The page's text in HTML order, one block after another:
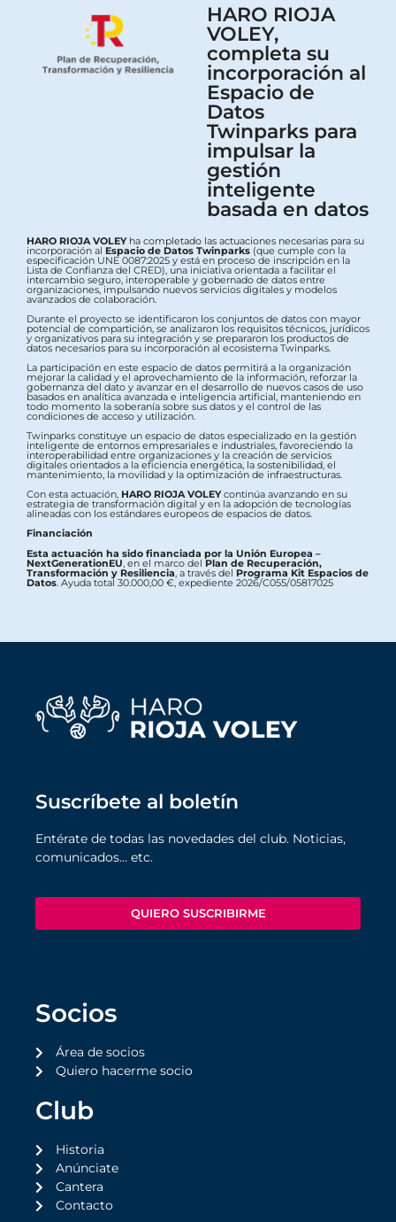
HARO RIOJA
VOLEY,
completa su
incorporación al
Espacio de
Datos
Twinparks para
impulsar la
gestión
inteligente
basada en datos
HARO RIOJA VOLEYha completado las actuaciones necesarias para su
incorporación al Espacio de Datos Twinparks (que cumple con la
especificación UNE 0087:2025 y está en proceso de inscripción en la
Lista de Confianza del CRED), una iniciativa orientada a facilitar el
intercambio seguro, interoperable y gobernado de datos entre
organizaciones, impulsando nuevos servicios digitales y modelos
avanzados de colaboración.
Durante el proyecto se identificaron los conjuntos de datos con mayor
potencial de compartición, se analizaron los requisitos técnicos, jurídicos
y organizativos para su integración y se prepararon los productos de
datos necesarios para su incorporación al ecosistema Twinparks.
La participación en este espacio de datos permitirá a la organización
mejorar la calidad y el aprovechamiento de la información, reforzar la
gobernanza del dato y avanzar en el desarrollo de nuevos casos de uso
basados en analítica avanzada e inteligencia artificial, manteniendo en
todo momento la soberanía sobre sus datos y el control de las
condiciones de acceso y utilización.
Twinparks constituye un espacio de datos especializado en la gestión
inteligente de entornos empresariales e industriales, favoreciendo la
interoperabilidad entre organizaciones y la creación de servicios
digitales orientados a la eficiencia energética, la sostenibilidad, el
mantenimiento, la movilidad y la optimización de infraestructuras.
Con esta actuación, HARO RIOJA VOLEYcontinúa avanzando en su
estrategia de transformación digital y en la adopción de tecnologías
alineadas con los estándares europeos de espacios de datos.
Financiación
Esta actuación ha sido financiada por la Unión Europea –
NextGenerationEU , en el marco delPlan de Recuperación,
Transformación y Resiliencia , a través del Programa Kit Espacios de
Datos . Ayuda total 30.000,00 €, expediente 2026/C055/05817025
Suscríbete al boletín
Entérate de todas las novedades del club. Noticias,
comunicados… etc.
QUIERO SUSCRIBIRME
Socios
Área de socios
Quiero hacerme socio
Club
Historia
Anúnciate
Cantera
Contacto